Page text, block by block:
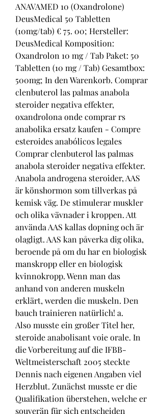
ANAVAMED 10 (Oxandrolone)
DeusMedical 50 Tabletten
(10mg/tab) € 75. 00; Hersteller:
DeusMedical Komposition:
Oxandrolon 10 mg / Tab Paket: 50
Tabletten (10 mg / Tab) Gesamtbox:
500mg; In den Warenkorb. Comprar
clenbuterol las palmas anabola
steroider negativa effekter,
oxandrolona onde comprar rs
anabolika ersatz kaufen - Compre
esteroides anabólicos legales
Comprar clenbuterol las palmas
anabola steroider negativa effekter.
Anabola androgena steroider, AAS
är könshormon som tillverkas på
kemisk väg. De stimulerar muskler
och olika vävnader i kroppen. Att
använda AAS kallas dopning och är
olagligt. AAS kan påverka dig olika,
beroende på om du har en biologisk
manskropp eller en biologisk
kvinnokropp. Wenn man das
anhand von anderen muskeln
erklärt, werden die muskeln. Den
bauch trainieren natürlich! a.
Also musste ein großer Titel her,
steroide anabolisant voie orale. In
die Vorbereitung auf die IFBB-
Weltmeisterschaft 2005 steckte
Dennis nach eigenen Angaben viel
Herzblut. Zunächst musste er die
Qualifikation überstehen, welche er
souverän für sich entscheiden